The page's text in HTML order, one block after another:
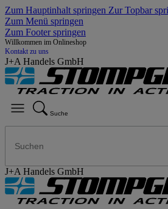
Zum Hauptinhalt springen Zur Topbar
Zum Menü springen
Zum Footer springen
Willkommen im Onlineshop
Kontakt zu uns
J+A Handels GmbH
Suche
J+A Handels GmbH